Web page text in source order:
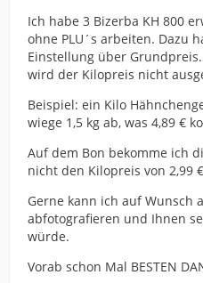
Ich habe 3 Bizerba KH 800
ohne PLU´s arbeiten. Dazu
Einstellung über
wird der Kilopreis nicht
Beispiel: ein Kilo
wiege 1,5 kg ab, was 4,89 €
Auf dem Bon bekomme ich
nicht den Kilopreis von 2,99
Gerne kann ich auf Wunsch
abfotografieren und Ihnen
würde.
Vorab schon Mal BESTEN